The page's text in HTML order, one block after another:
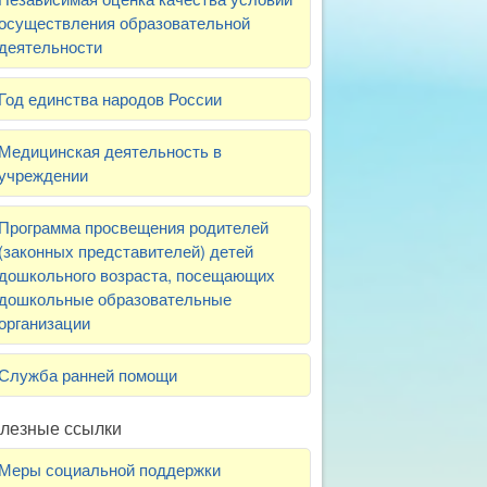
образовательной
единства народов России
деятельность в
просвещения родителей
представителей) детей
возраста, посещающих
образовательные
ранней помощи
ссылки
социальной поддержки